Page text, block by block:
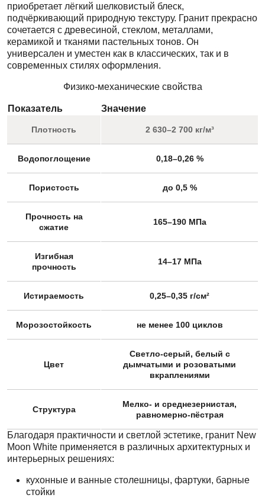
приобретает лёгкий шелковистый блеск,
подчёркивающий природную текстуру. Гранит прекрасно
сочетается с древесиной, стеклом, металлами,
керамикой и тканями пастельных тонов. Он
универсален и уместен как в классических, так и в
современных стилях оформления.
Физико-механические свойства
Показатель Значение
Плотность 2 630–2 700 кг/м³
Водопоглощение 0,18–0,26 %
Пористость до 0,5 %
Прочность на
сжатие
165–190 МПа
Изгибная
прочность
14–17 МПа
Истираемость 0,25–0,35 г/см²
Морозостойкость не менее 100 циклов
Цвет
Светло-серый, белый с
дымчатыми и розоватыми
вкраплениями
Структура
Мелко- и среднезернистая,
равномерно-пёстрая
Благодаря практичности и светлой эстетике, гранит New
Moon White применяется в различных архитектурных и
интерьерных решениях:
кухонные и ванные столешницы, фартуки, барные
стойки